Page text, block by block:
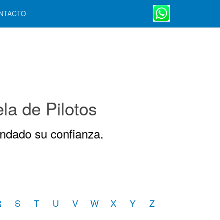
de Pilotos
su confianza.
S T U V W X Y
Z